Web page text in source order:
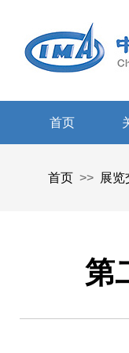
首页
首页 >> 展览
第